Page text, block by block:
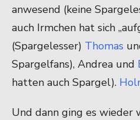
anwesend (keine
auch Irmchen hat sich
(Spargelesser) Thomas
Spargelfans), Andrea und
hatten auch Spargel).
Und dann ging es wieder